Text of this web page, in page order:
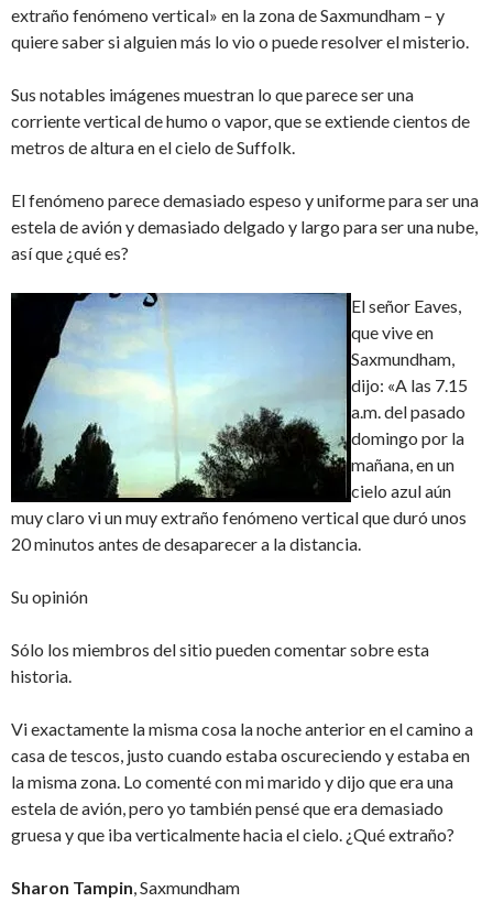
extraño fenómeno vertical» en la zona de Saxmundham – y
quiere saber si alguien más lo vio o puede resolver el misterio.
Sus notables imágenes muestran lo que parece ser una
corriente vertical de humo o vapor, que se extiende cientos de
metros de altura en el cielo de Suffolk.
El fenómeno parece demasiado espeso y uniforme para ser una
estela de avión y demasiado delgado y largo para ser una nube,
así que ¿qué es?
El señor Eaves,
que vive en
Saxmundham,
dijo: «A las 7.15
a.m. del pasado
domingo por la
mañana, en un
cielo azul aún
muy claro vi un muy extraño fenómeno vertical que duró unos
20 minutos antes de desaparecer a la distancia.
Su opinión
Sólo los miembros del sitio pueden comentar sobre esta
historia.
Vi exactamente la misma cosa la noche anterior en el camino a
casa de tescos, justo cuando estaba oscureciendo y estaba en
la misma zona. Lo comenté con mi marido y dijo que era una
estela de avión, pero yo también pensé que era demasiado
gruesa y que iba verticalmente hacia el cielo. ¿Qué extraño?
Sharon Tampin, Saxmundham